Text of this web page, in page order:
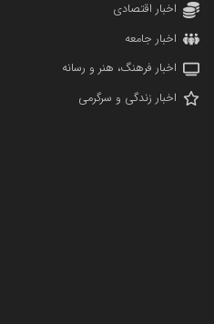
مردمی
در کشور
اخبار اقتصادی
اخبار جامعه
اخبار فرهنگ، هنر و رسانه
اخبار زندگی و سرگرمی